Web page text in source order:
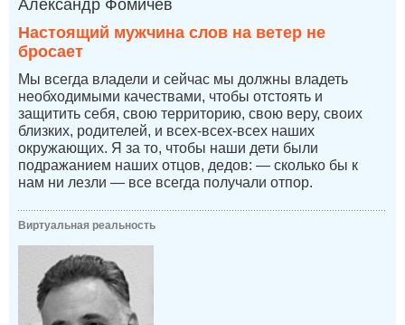
Александр Фомичев
Настоящий мужчина слов на ветер не
бросает
Мы всегда владели и сейчас мы должны владеть
необходимыми качествами, чтобы отстоять и
защитить себя, свою территорию, свою веру, своих
близких, родителей, и всех-всех-всех наших
окружающих. Я за то, чтобы наши дети были
подражанием наших отцов, дедов: — сколько бы к
нам ни лезли — все всегда получали отпор.
Виртуальная реальность